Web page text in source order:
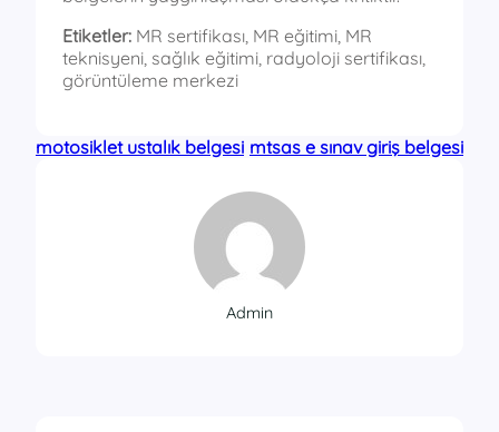
Etiketler: MR sertifikası, MR eğitimi, MR
teknisyeni, sağlık eğitimi, radyoloji sertifikası,
görüntüleme merkezi
motosiklet ustalık belgesi mtsas e sınav giriş belgesi
Admin